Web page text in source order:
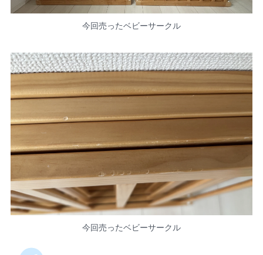
今回売ったベビーサークル
今回売ったベビーサークル